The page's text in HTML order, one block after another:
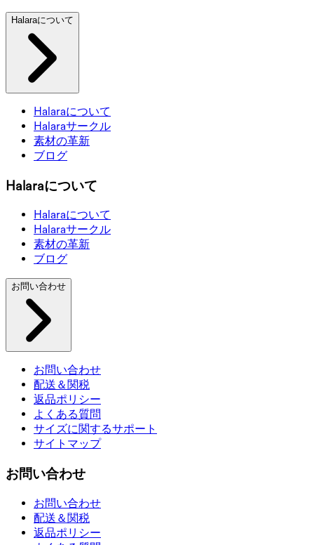
Halaraについて
Halaraについて
Halaraサークル
素材の革新
ブログ
Halaraについて
Halaraについて
Halaraサークル
素材の革新
ブログ
お問い合わせ
お問い合わせ
配送＆関税
返品ポリシー
よくある質問
サイズに関するサポート
サイトマップ
お問い合わせ
お問い合わせ
配送＆関税
返品ポリシー